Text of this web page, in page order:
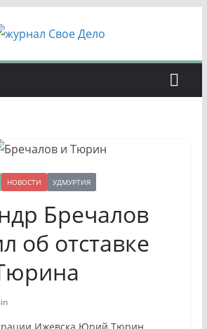
НОВОСТИ УДМУРТИЯ
Бречалов
об отставке